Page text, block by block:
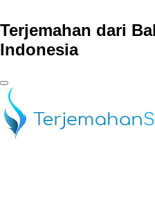
Terjemahan dari
Indonesia